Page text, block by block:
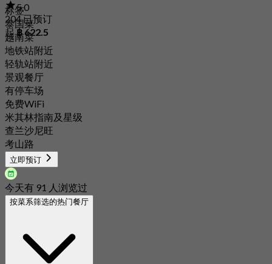
5.0
204 已预订
起฿ 622.5
标签
泰国菜
越南菜
地铁站附近
轻轨站附近
景观餐厅
有停车场
免费WiFi
米其林指南及星级
查兰沙尼旺
考山路
立即预订
今天有 91 人浏览过
按菜系筛选的热门餐厅